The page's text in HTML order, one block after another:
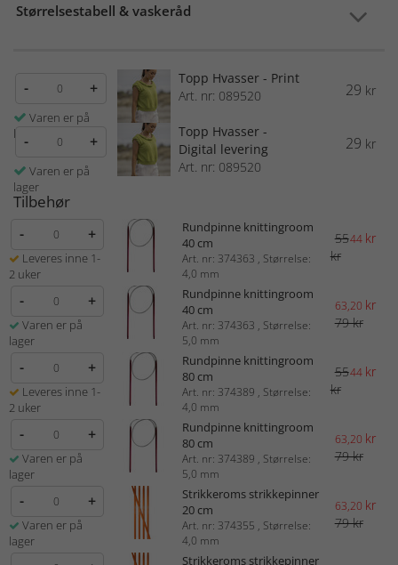
Størrelsestabell & vaskeråd
- +
Varen er på
lager
Topp Hvasser - Print
Art. nr: 089520
29 kr
- +
Varen er på
lager
Topp Hvasser -
Digital levering
Art. nr: 089520
29 kr
Tilbehør
- +
Leveres inne 1-
2 uker
Rundpinne knittingroom
40 cm
Art. nr: 374363 , Størrelse:
4,0 mm
44 kr
55
kr
- +
Varen er på
lager
Rundpinne knittingroom
40 cm
Art. nr: 374363 , Størrelse:
5,0 mm
63,20 kr
79 kr
- +
Leveres inne 1-
2 uker
Rundpinne knittingroom
80 cm
Art. nr: 374389 , Størrelse:
4,0 mm
44 kr
55
kr
- +
Varen er på
lager
Rundpinne knittingroom
80 cm
Art. nr: 374389 , Størrelse:
5,0 mm
63,20 kr
79 kr
- +
Varen er på
lager
Strikkeroms strikkepinner
20 cm
Art. nr: 374355 , Størrelse:
4,0 mm
63,20 kr
79 kr
Strikkeroms strikkepinner